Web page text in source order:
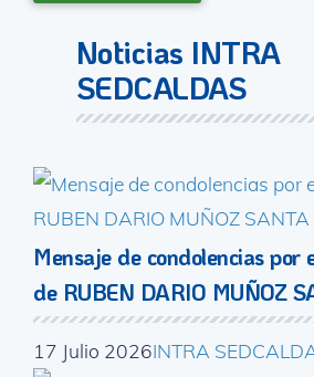
Noticias INTRA
SEDCALDAS
Mensaje de condolencias por
de RUBEN DARIO MUÑOZ
17 Julio 2026INTRA